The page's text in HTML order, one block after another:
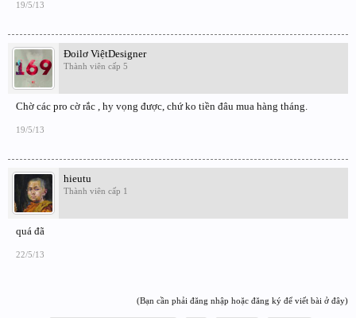
19/5/13
Đoilơ ViệtDesigner
Thành viên cấp 5
Chờ các pro cờ rắc , hy vọng được, chứ ko tiền đâu mua hàng tháng.
19/5/13
hieutu
Thành viên cấp 1
quá đã
22/5/13
(Bạn cần phải đăng nhập hoặc đăng ký để viết bài ở đây)